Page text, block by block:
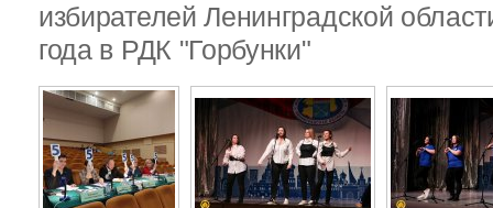
избирателей Ленинградской
года в РДК "Горбунки"